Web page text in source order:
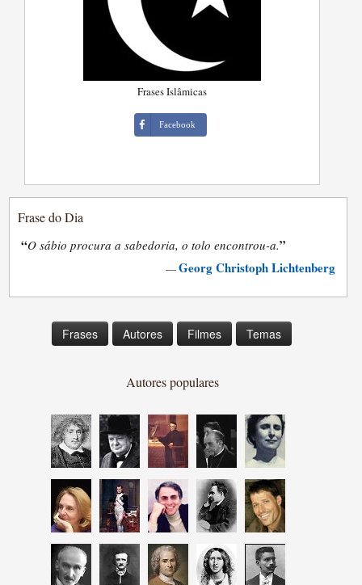
Frases Islâmicas
Facebook
Frase do Dia
“O sábio procura a sabedoria, o tolo encontrou-a.”
—Georg Christoph Lichtenberg
Frases Autores Filmes Temas
Autores populares